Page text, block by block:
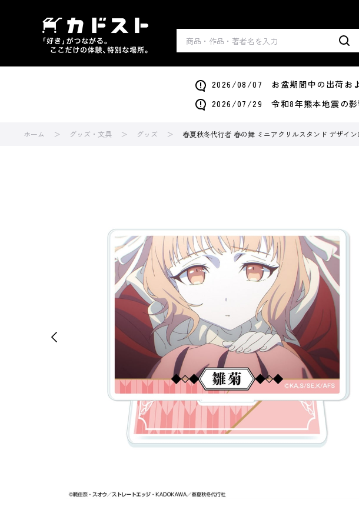
2026/08/07 お盆期間中の出荷お
2026/07/29 令和8年熊本地震の影
ホーム グッズ・文具 グッズ 春夏秋冬代行者 春の舞 ミニアクリルスタンド デザイ